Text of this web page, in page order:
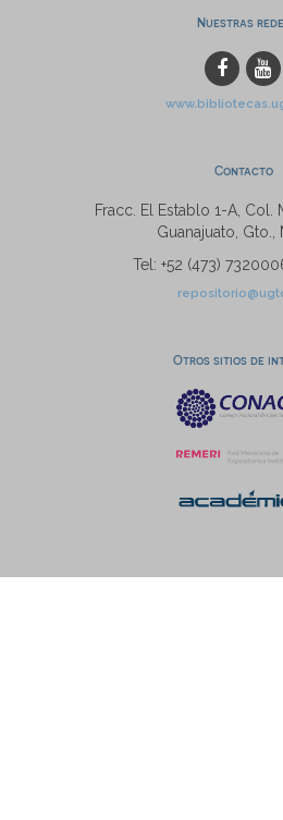
Nuestras
Contacto
Fracc. El Establo 1-A, Col.
Guanajuato, Gto.,
Tel: +52 (473)
Otros sitios de